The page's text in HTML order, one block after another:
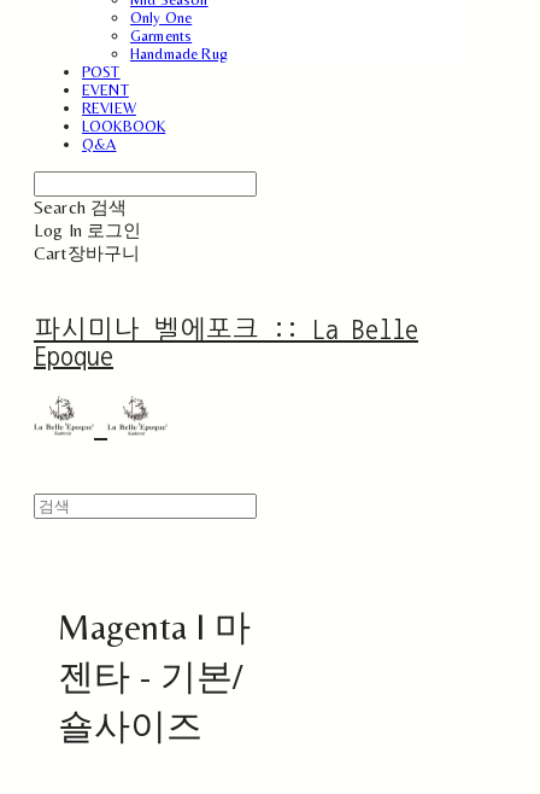
Only One
Garments
Handmade Rug
POST
EVENT
REVIEW
LOOKBOOK
Q&A
Search 검색
Log In 로그인
Cart장바구니
파시미나 벨에포크 :: La Belle
Epoque
Magenta l 마
젠타 - 기본/
숄사이즈